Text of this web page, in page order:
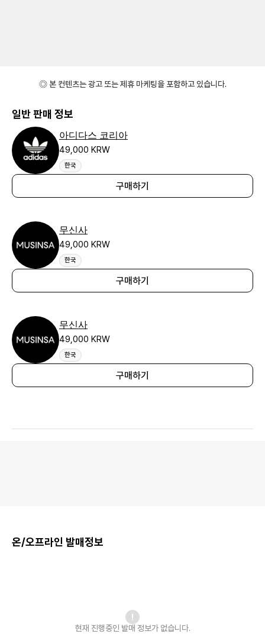
◎ 본 컨텐츠는 광고 또는 제휴 마케팅을 포함하고 있습니다.
일반 판매 정보
아디다스 코리아
49,000 KRW
한국
구매하기
무신사
49,000 KRW
한국
구매하기
무신사
49,000 KRW
한국
구매하기
온/오프라인 발매정보
현재 진행중인 발매 정보가 없습니다.